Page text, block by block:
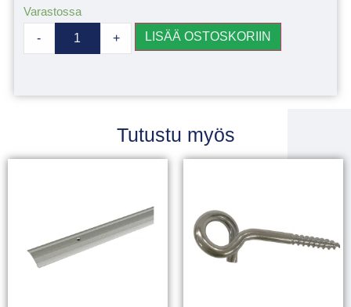
Varastossa
- + LISÄÄ OSTOSKORIIN
Tutustu myös